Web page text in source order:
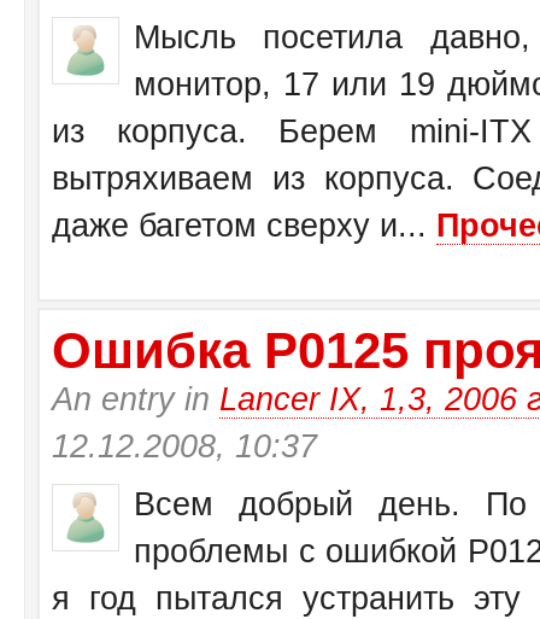
Мысль посетила
монитор, 17 или 19
из корпуса. Берем mini-
вытряхиваем из корпуса.
даже багетом сверху и...
Ошибка Р0125
An entry in Lancer IX, 1,3, 2006
12.12.2008, 10:37
Всем добрый день. По
проблемы с ошибкой
я год пытался устранить